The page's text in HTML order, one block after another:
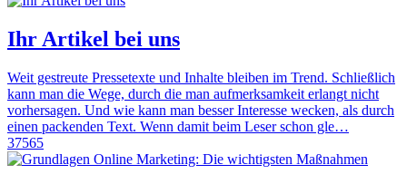
Ihr Artikel bei uns
Weit gestreute Pressetexte und Inhalte bleiben im Trend. Schließlich
kann man die Wege, durch die man aufmerksamkeit erlangt nicht
vorhersagen. Und wie kann man besser Interesse wecken, als durch
einen packenden Text. Wenn damit beim Leser schon gle…
37565